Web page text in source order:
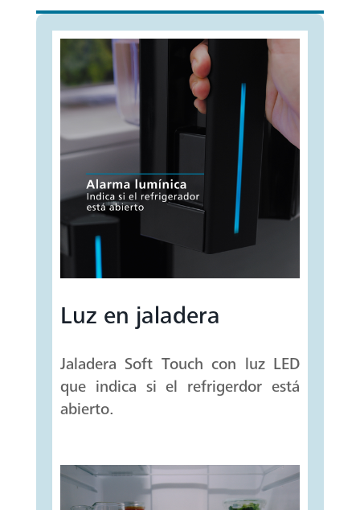
Luz en jaladera
Jaladera Soft Touch con luz LED
que indica si el refrigerdor está
abierto.